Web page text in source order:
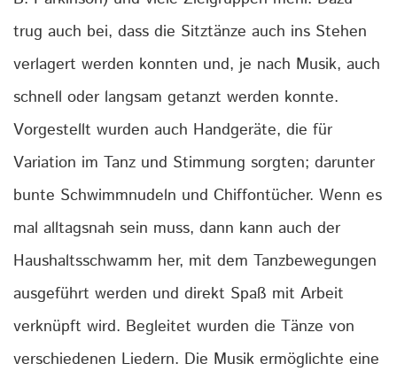
trug auch bei, dass die Sitztänze auch ins Stehen
verlagert werden konnten und, je nach Musik, auch
schnell oder langsam getanzt werden konnte.
Vorgestellt wurden auch Handgeräte, die für
Variation im Tanz und Stimmung sorgten; darunter
bunte Schwimmnudeln und Chiffontücher. Wenn es
mal alltagsnah sein muss, dann kann auch der
Haushaltsschwamm her, mit dem Tanzbewegungen
ausgeführt werden und direkt Spaß mit Arbeit
verknüpft wird. Begleitet wurden die Tänze von
verschiedenen Liedern. Die Musik ermöglichte eine